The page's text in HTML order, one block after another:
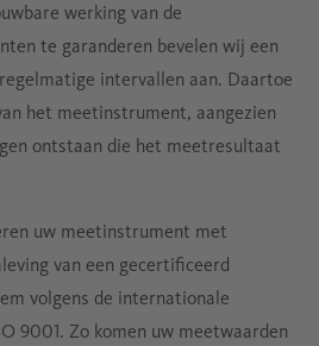
werking van de
te garanderen bevelen wij een
intervallen aan. Daartoe
het meetinstrument, aangezien
ontstaan die het meetresultaat
uw meetinstrument met
van een gecertificeerd
volgens de internationale
9001. Zo komen uw meetwaarden